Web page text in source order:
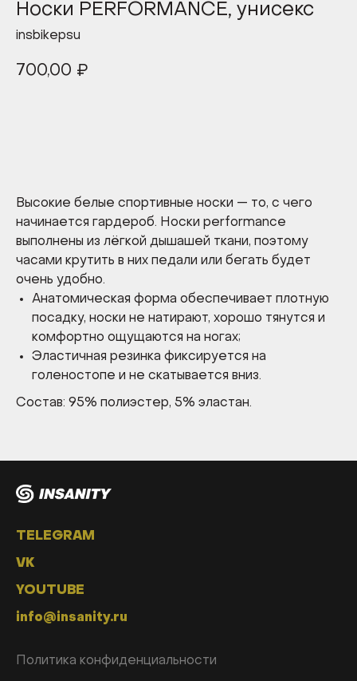
Носки PERFORMANCE, унисекс
insbikepsu
700,00 ₽
Высокие белые спортивные носки — то, с чего
начинается гардероб. Носки performance
выполнены из лёгкой дышашей ткани, поэтому
часами крутить в них педали или бегать будет
очень удобно.
Анатомическая форма обеспечивает плотную
посадку, носки не натирают, хорошо тянутся и
комфортно ощущаются на ногах;
Эластичная резинка фиксируется на
голеностопе и не скатывается вниз.
Состав: 95% полиэстер, 5% эластан.
TELEGRAM
VK
YOUTUBE
info@insanity.ru
Политика конфиденциальности